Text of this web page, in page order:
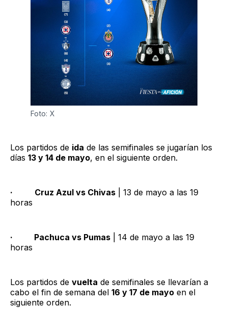
Foto: X
Los partidos de ida de las semifinales se jugarían los
días 13 y 14 de mayo, en el siguiente orden.
· Cruz Azul vs Chivas | 13 de mayo a las 19
horas
· Pachuca vs Pumas | 14 de mayo a las 19
horas
Los partidos de vuelta de semifinales se llevarían a
cabo el fin de semana del 16 y 17 de mayo en el
siguiente orden.